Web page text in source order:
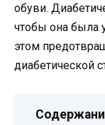
обуви.
чтобы она была
этом
диабетической